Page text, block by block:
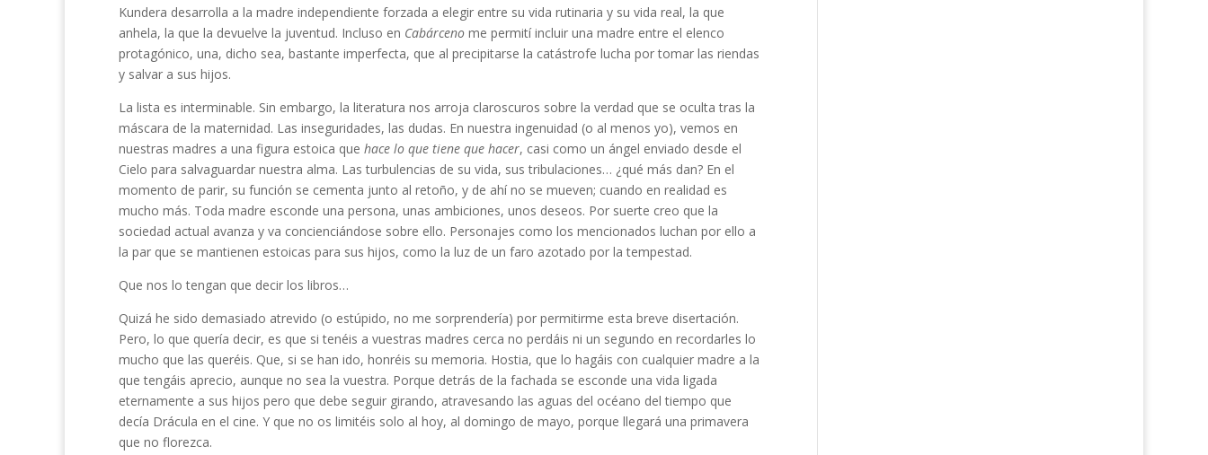
Kundera desarrolla a la madre independiente forzada a elegir entre su vida rutinaria y su vida real, la que
anhela, la que la devuelve la juventud. Incluso en Cabárceno me permití incluir una madre entre el elenco
protagónico, una, dicho sea, bastante imperfecta, que al precipitarse la catástrofe lucha por tomar las riendas
y salvar a sus hijos.
La lista es interminable. Sin embargo, la literatura nos arroja claroscuros sobre la verdad que se oculta tras la
máscara de la maternidad. Las inseguridades, las dudas. En nuestra ingenuidad (o al menos yo), vemos en
nuestras madres a una figura estoica que hace lo que tiene que hacer, casi como un ángel enviado desde el
Cielo para salvaguardar nuestra alma. Las turbulencias de su vida, sus tribulaciones… ¿qué más dan? En el
momento de parir, su función se cementa junto al retoño, y de ahí no se mueven; cuando en realidad es
mucho más. Toda madre esconde una persona, unas ambiciones, unos deseos. Por suerte creo que la
sociedad actual avanza y va concienciándose sobre ello. Personajes como los mencionados luchan por ello a
la par que se mantienen estoicas para sus hijos, como la luz de un faro azotado por la tempestad.
Que nos lo tengan que decir los libros…
Quizá he sido demasiado atrevido (o estúpido, no me sorprendería) por permitirme esta breve disertación.
Pero, lo que quería decir, es que si tenéis a vuestras madres cerca no perdáis ni un segundo en recordarles lo
mucho que las queréis. Que, si se han ido, honréis su memoria. Hostia, que lo hagáis con cualquier madre a la
que tengáis aprecio, aunque no sea la vuestra. Porque detrás de la fachada se esconde una vida ligada
eternamente a sus hijos pero que debe seguir girando, atravesando las aguas del océano del tiempo que
decía Drácula en el cine. Y que no os limitéis solo al hoy, al domingo de mayo, porque llegará una primavera
que no florezca.